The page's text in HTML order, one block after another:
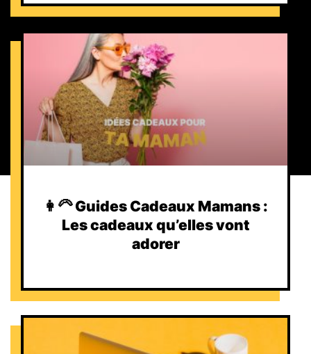
👩‍🦳 Guides Cadeaux Mamans :
Les cadeaux qu’elles vont
adorer